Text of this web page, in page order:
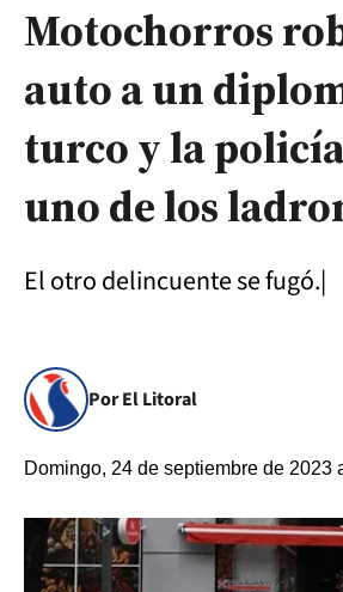
Motochorros
auto a un
turco y la
uno de los
El otro delincuente se fugó.|
Por El Litoral
Domingo, 24 de septiembre de 2023